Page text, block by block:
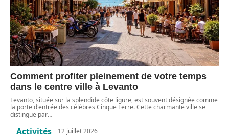
Comment profiter pleinement de votre temps
dans le centre ville à Levanto
Levanto, située sur la splendide côte ligure, est souvent désignée comme
la porte d'entrée des célèbres Cinque Terre. Cette charmante ville se
distingue par…
Activités 12 juillet 2026